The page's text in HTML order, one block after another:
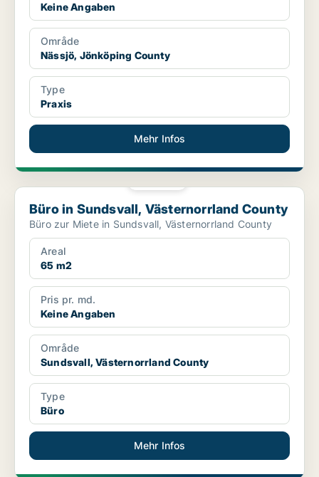
Keine Angaben
Område
Nässjö, Jönköping County
Type
Praxis
Mehr Infos
Büro in Sundsvall, Västernorrland County
Büro in Sundsvall, Västernorrland County
Büro zur Miete in Sundsvall, Västernorrland County
Areal
65 m2
Pris pr. md.
Keine Angaben
Område
Sundsvall, Västernorrland County
Type
Büro
Mehr Infos